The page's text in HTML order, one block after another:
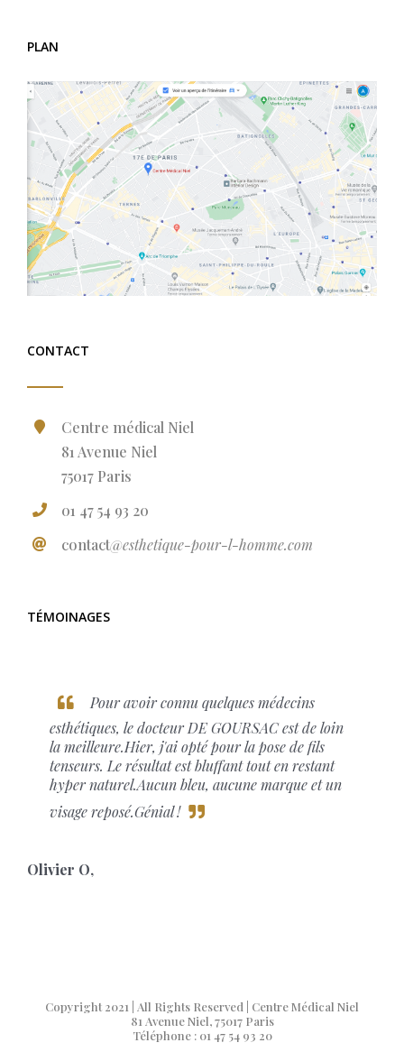
PLAN
CONTACT
Centre médical Niel
81 Avenue Niel
75017 Paris
01 47 54 93 20
contact@esthetique-pour-l-homme.com
TÉMOINAGES
Pour avoir connu quelques médecins
esthétiques, le docteur DE GOURSAC est de loin
la meilleure.Hier, j'ai opté pour la pose de fils
tenseurs. Le résultat est bluffant tout en restant
hyper naturel.Aucun bleu, aucune marque et un
visage reposé.Génial !
Olivier O,
Copyright 2021 | All Rights Reserved | Centre Médical Niel
81 Avenue Niel, 75017 Paris
Téléphone : 01 47 54 93 20